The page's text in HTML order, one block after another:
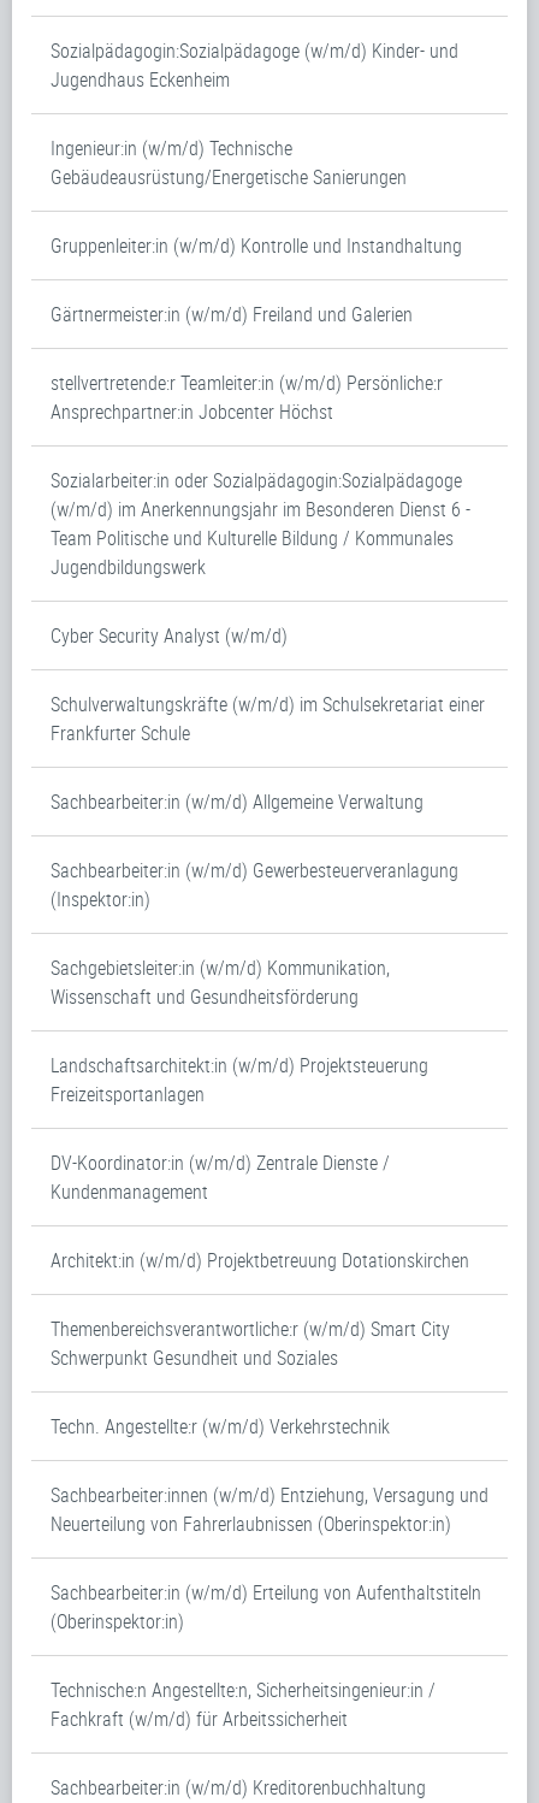
Sozialpädagogin:Sozialpädagoge (w/m/d) Kinder- und
Jugendhaus Eckenheim
Ingenieur:in (w/m/d) Technische
Gebäudeausrüstung/Energetische Sanierungen
Gruppenleiter:in (w/m/d) Kontrolle und Instandhaltung
Gärtnermeister:in (w/m/d) Freiland und Galerien
stellvertretende:r Teamleiter:in (w/m/d) Persönliche:r
Ansprechpartner:in Jobcenter Höchst
Sozialarbeiter:in oder Sozialpädagogin:Sozialpädagoge
(w/m/d) im Anerkennungsjahr im Besonderen Dienst 6 -
Team Politische und Kulturelle Bildung / Kommunales
Jugendbildungswerk
Cyber Security Analyst (w/m/d)
Schulverwaltungskräfte (w/m/d) im Schulsekretariat einer
Frankfurter Schule
Sachbearbeiter:in (w/m/d) Allgemeine Verwaltung
Sachbearbeiter:in (w/m/d) Gewerbesteuerveranlagung
(Inspektor:in)
Sachgebietsleiter:in (w/m/d) Kommunikation,
Wissenschaft und Gesundheitsförderung
Landschaftsarchitekt:in (w/m/d) Projektsteuerung
Freizeitsportanlagen
DV-Koordinator:in (w/m/d) Zentrale Dienste /
Kundenmanagement
Architekt:in (w/m/d) Projektbetreuung Dotationskirchen
Themenbereichsverantwortliche:r (w/m/d) Smart City
Schwerpunkt Gesundheit und Soziales
Techn. Angestellte:r (w/m/d) Verkehrstechnik
Sachbearbeiter:innen (w/m/d) Entziehung, Versagung und
Neuerteilung von Fahrerlaubnissen (Oberinspektor:in)
Sachbearbeiter:in (w/m/d) Erteilung von Aufenthaltstiteln
(Oberinspektor:in)
Technische:n Angestellte:n, Sicherheitsingenieur:in /
Fachkraft (w/m/d) für Arbeitssicherheit
Sachbearbeiter:in (w/m/d) Kreditorenbuchhaltung